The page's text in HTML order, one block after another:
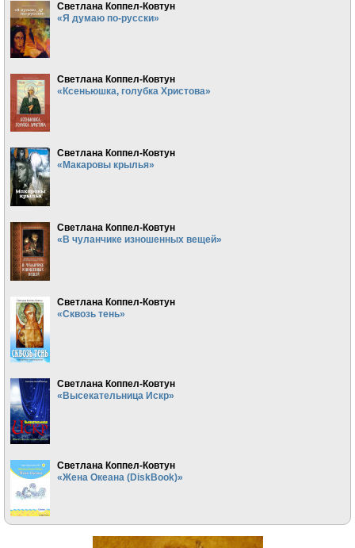
Светлана Коппел-Ковтун
«Я думаю по-русски»
Светлана Коппел-Ковтун
«Ксеньюшка, голубка Христова»
Светлана Коппел-Ковтун
«Макаровы крылья»
Светлана Коппел-Ковтун
«В чуланчике изношенных вещей»
Светлана Коппел-Ковтун
«Сквозь тень»
Светлана Коппел-Ковтун
«Высекательница Искр»
Светлана Коппел-Ковтун
«Жена Океана (DiskBook)»